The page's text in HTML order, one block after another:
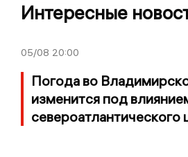
Интересные
05/08 20:00
Погода во
изменится под
североатлантического